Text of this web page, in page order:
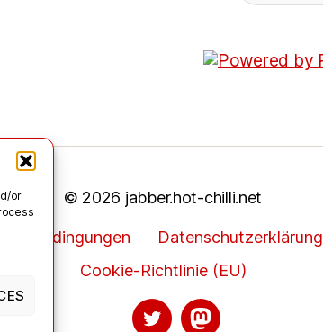
or
© 2026 jabber.hot-chilli.net
Datenschutzerklärung
Cookie-Richtlinie (EU)